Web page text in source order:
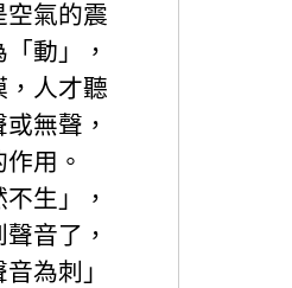
空氣的震
動」，
，人才聽
無聲，
用。
生」，
音了，
為刺」